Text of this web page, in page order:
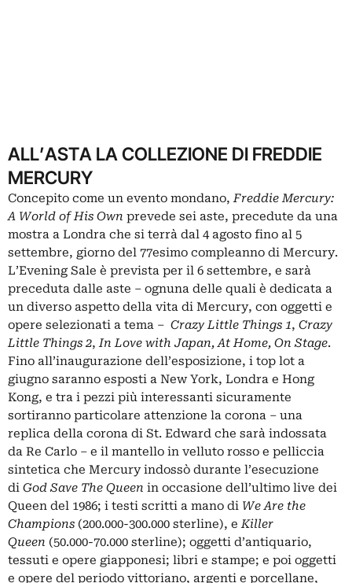
ALL’ASTA LA COLLEZIONE DI FREDDIE
MERCURY
Concepito come un evento mondano,Freddie Mercury:
A World of His Own prevede sei aste, precedute da una
mostra a Londra che si terrà dal 4 agosto fino al 5
settembre, giorno del 77esimo compleanno di Mercury.
L’Evening Sale è prevista per il 6 settembre, e sarà
preceduta dalle aste – ognuna delle quali è dedicata a
un diverso aspetto della vita di Mercury, con oggetti e
opere selezionati a tema – Crazy Little Things 1, Crazy
Little Things 2,In Love with Japan, At Home, On Stage.
Fino all’inaugurazione dell’esposizione, i top lot a
giugno saranno esposti a New York, Londra e Hong
Kong, e tra i pezzi più interessanti sicuramente
sortiranno particolare attenzione la corona – una
replica della corona di St. Edward che sarà indossata
da Re Carlo – e il mantello in velluto rosso e pelliccia
sintetica che Mercury indossò durante l’esecuzione
di God Save The Queen in occasione dell’ultimo live dei
Queen del 1986; i testi scritti a mano di We Are the
Champions (200.000-300.000 sterline), eKiller
Queen (50.000-70.000 sterline); oggetti d’antiquario,
tessuti e opere giapponesi; libri e stampe; e poi oggetti
e opere del periodo vittoriano, argenti e porcellane,